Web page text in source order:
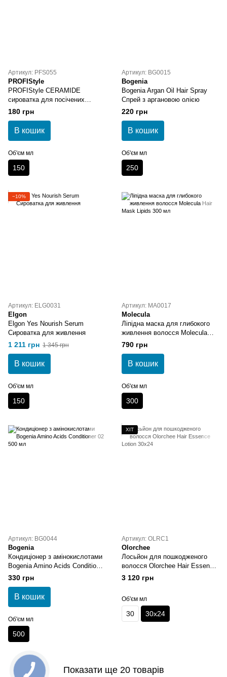
Артикул: PFS055
PROFIStyle
PROFIStyle CERAMIDE
сироватка для посічених
кінчиків
180 грн
В кошик
Об'єм мл
150
Артикул: BG0015
Bogenia
Bogenia Argan Oil Hair Spray
Спрей з аргановою олією
220 грн
В кошик
Об'єм мл
250
−10%
Артикул: ELG0031
Elgon
Elgon Yes Nourish Serum
Сироватка для живлення
1 211 грн 1 345 грн
В кошик
Об'єм мл
150
Артикул: MA0017
Molecula
Ліпідна маска для глибокого
живлення волосся Molecula
Hair Mask Lipids 300 мл
790 грн
В кошик
Об'єм мл
300
Артикул: BG0044
Bogenia
Кондиціонер з амінокислотами
Bogenia Amino Acids Conditioner
02 500 мл
330 грн
В кошик
Об'єм мл
500
ХІТ
Артикул: OLRC1
Olorchee
Лосьйон для пошкодженого
волосся Olorchee Hair Essence
Lotion 30х24
3 120 грн
Об'єм мл
30 30х24
Показати ще 20 товарів